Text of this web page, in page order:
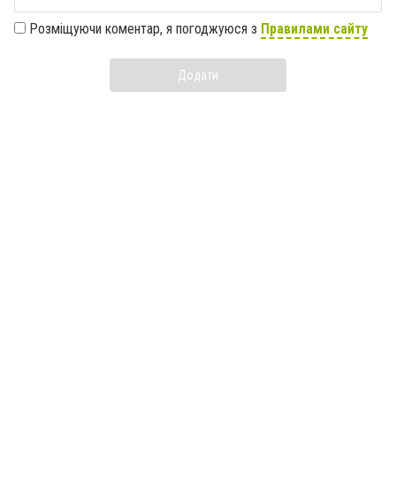
Розміщуючи коментар, я погоджуюся з Правилами сайту
Додати